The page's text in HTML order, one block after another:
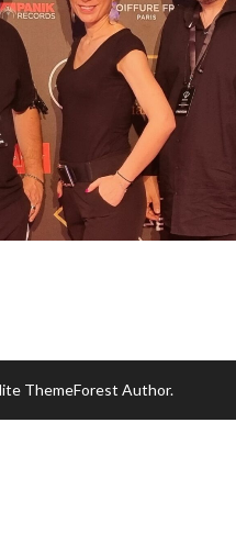
ThemeForest Author.